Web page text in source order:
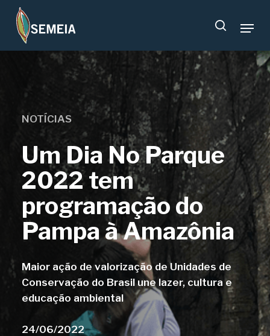
Skip
main
content
Menu
NOTÍCIAS
Um Dia No Parque
2022 tem
programação do
Pampa à Amazônia
Maior ação de valorização de Unidades de
Conservação do Brasil une lazer, cultura e
educação ambiental
24/06/2022